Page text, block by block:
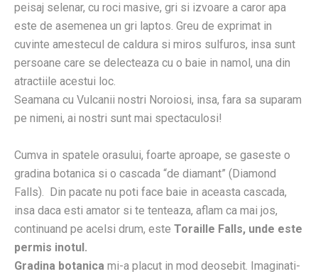
peisaj selenar, cu roci masive, gri si izvoare a caror apa
este de asemenea un gri laptos. Greu de exprimat in
cuvinte amestecul de caldura si miros sulfuros, insa sunt
persoane care se delecteaza cu o baie in namol, una din
atractiile acestui loc.
Seamana cu Vulcanii nostri Noroiosi, insa, fara sa suparam
pe nimeni, ai nostri sunt mai spectaculosi!
Cumva in spatele orasului, foarte aproape, se gaseste o
gradina botanica si o cascada “de diamant” (Diamond
Falls). Din pacate nu poti face baie in aceasta cascada,
insa daca esti amator si te tenteaza, aflam ca mai jos,
continuand pe acelsi drum, este Toraille Falls, unde este
permis inotul.
Gradina botanica mi-a placut in mod deosebit. Imaginati-